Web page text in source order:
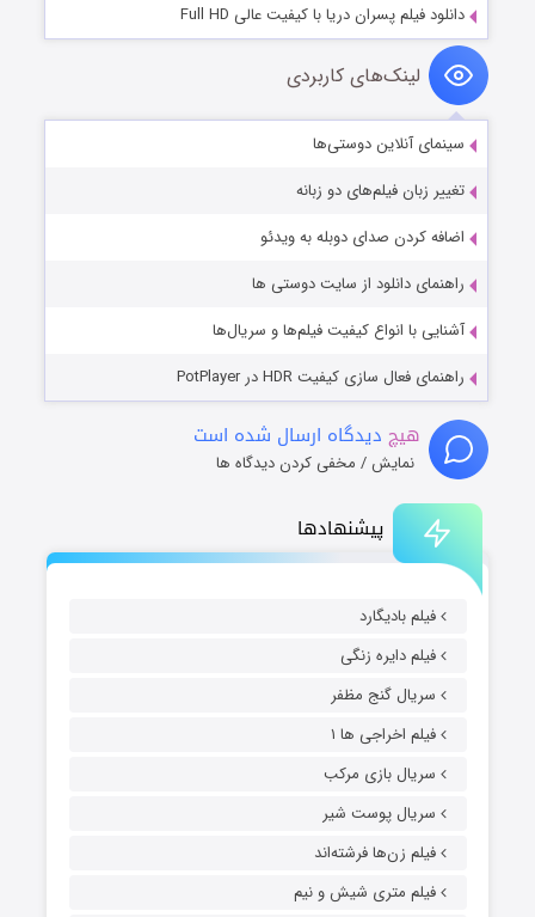
پیشنهادها
فیلم بادیگارد
فیلم دایره زنگی
سریال گنج مظفر
فیلم اخراجی ها ۱
سریال بازی مرکب
سریال پوست شیر
فیلم زن‌ها فرشته‌اند
فیلم متری شیش و نیم
دانلود فیلم پسران دریا با کیفیت عالی Full HD
لینک‌های کاربردی
سینمای آنلاین دوستی‌ها
تغییر زبان فیلم‌های دو زبانه
اضافه کردن صدای دوبله به ویدئو
راهنمای دانلود از سایت دوستی ها
آشنایی با انواع کیفیت فیلم‌ها و سریال‌ها
راهنمای فعال سازی کیفیت HDR در PotPlayer
هیچ دیدگاه ارسال شده است
نمایش / مخفی کردن دیدگاه ها